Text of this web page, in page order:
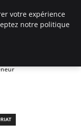
votre expérience
notre politique